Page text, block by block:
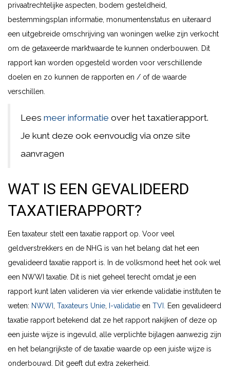
privaatrechtelijke aspecten, bodem gesteldheid,
bestemmingsplan informatie, monumentenstatus en uiteraard
een uitgebreide omschrijving van woningen welke zijn verkocht
om de getaxeerde marktwaarde te kunnen onderbouwen. Dit
rapport kan worden opgesteld worden voor verschillende
doelen en zo kunnen de rapporten en / of de waarde
verschillen.
Lees meer informatie over het taxatierapport.
Je kunt deze ook eenvoudig via onze site
aanvragen
WAT IS EEN GEVALIDEERD
TAXATIERAPPORT?
Een taxateur stelt een taxatie rapport op. Voor veel
geldverstrekkers en de NHG is van het belang dat het een
gevalideerd taxatie rapport is. In de volksmond heet het ook wel
een NWWI taxatie. Dit is niet geheel terecht omdat je een
rapport kunt laten valideren via vier erkende validatie instituten te
weten: NWWI Taxateurs Unie I-validatie en TVI.
Een gevalideerd
taxatie rapport betekend dat ze het rapport nakijken of deze op
een juiste wijze is ingevuld, alle verplichte bijlagen aanwezig zijn
en het belangrijkste of de taxatie waarde op een juiste wijze is
onderbouwd. Dit geeft dut extra zekerheid.